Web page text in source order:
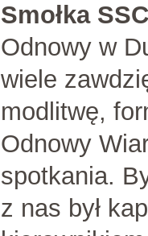
Smołka
Odnowy w
wiele
modlitwę,
Odnowy
spotkania.
z nas był